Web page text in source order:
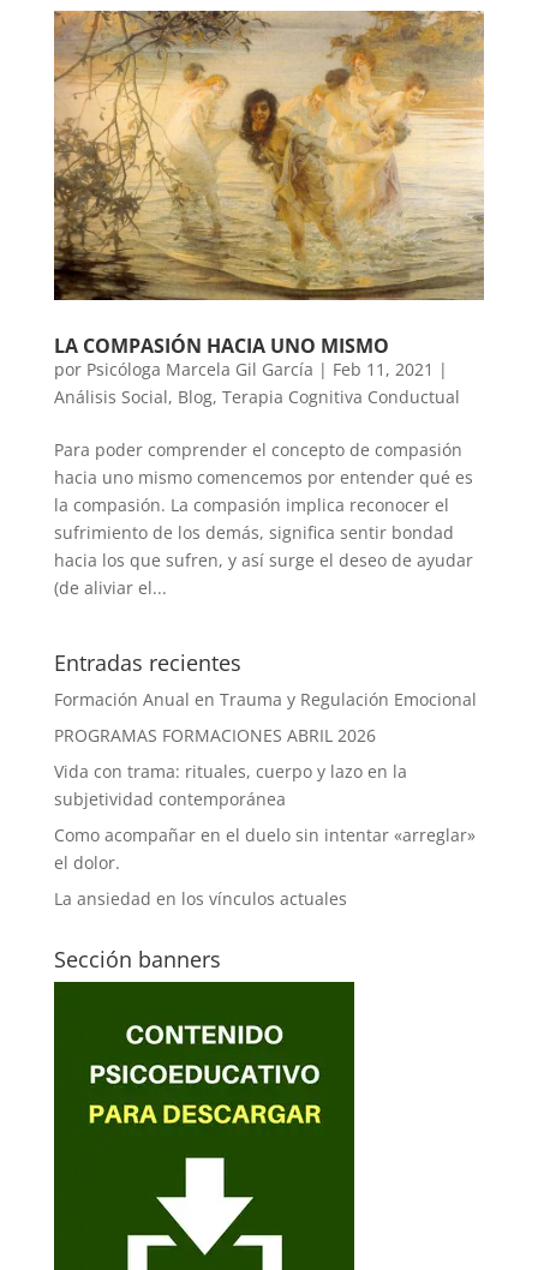
LA COMPASIÓN HACIA UNO MISMO
por Psicóloga Marcela Gil García | Feb 11, 2021 |
Análisis Social, Blog, Terapia Cognitiva Conductual
Para poder comprender el concepto de compasión
hacia uno mismo comencemos por entender qué es
la compasión. La compasión implica reconocer el
sufrimiento de los demás, significa sentir bondad
hacia los que sufren, y así surge el deseo de ayudar
(de aliviar el...
Entradas recientes
Formación Anual en Trauma y Regulación Emocional
PROGRAMAS FORMACIONES ABRIL 2026
Vida con trama: rituales, cuerpo y lazo en la
subjetividad contemporánea
Como acompañar en el duelo sin intentar «arreglar»
el dolor.
La ansiedad en los vínculos actuales
Sección banners